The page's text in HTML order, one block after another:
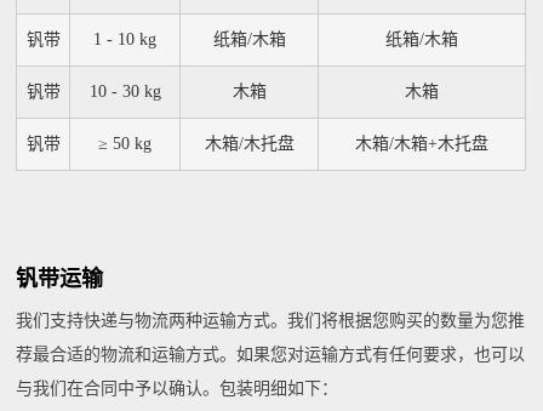
钒带 1 - 10 kg 纸箱/木箱 纸箱/木箱
钒带 10 - 30 kg 木箱 木箱
钒带 ≥ 50 kg 木箱/木托盘 木箱/木箱+木托盘
钒带运输
我们支持快递与物流两种运输方式。我们将根据您购买的数量为您推
荐最合适的物流和运输方式。如果您对运输方式有任何要求，也可以
与我们在合同中予以确认。包装明细如下：